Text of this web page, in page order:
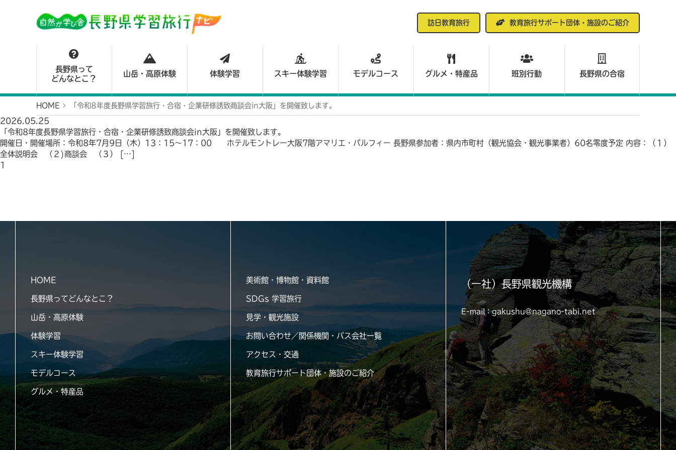
訪日教育旅行 教育旅行サポート団体・施設のご紹介
長野県って
どんなとこ？
山岳・高原体験 体験学習 スキー体験学習 モデルコース グルメ・特産品 班別行動 長野県の合宿
HOME 「令和8年度長野県学習旅行・合宿・企業研修誘致商談会in大阪」を開催致します。
2026.05.25
「令和8年度長野県学習旅行・合宿・企業研修誘致商談会in大阪」を開催致します。
開催日・開催場所：令和8年7月9日（木）13：15～17：00 ホテルモントレー大阪7階アマリエ・パルフィー 長野県参加者：県内市町村（観光協会・観光事業者）60名零度予定 内容：（１）
全体説明会 （２)商談会 （３） […]
1
HOME
長野県ってどんなとこ？
山岳・高原体験
体験学習
スキー体験学習
モデルコース
グルメ・特産品
美術館・博物館・資料館
SDGs 学習旅行
見学・観光施設
お問い合わせ／関係機関・バス会社一覧
アクセス・交通
教育旅行サポート団体・施設のご紹介
（一社）長野県観光機構
E-mail：gakushu@nagano-tabi.net